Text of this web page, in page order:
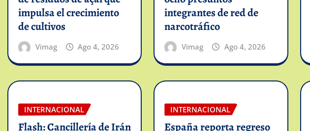
impulsa el crecimiento
de cultivos
Vimag Ago 4, 2026
integrantes de red de
narcotráfico
Vimag Ago 4, 2026
INTERNACIONAL
Flash: Cancillería de Irán
INTERNACIONAL
España reporta regreso